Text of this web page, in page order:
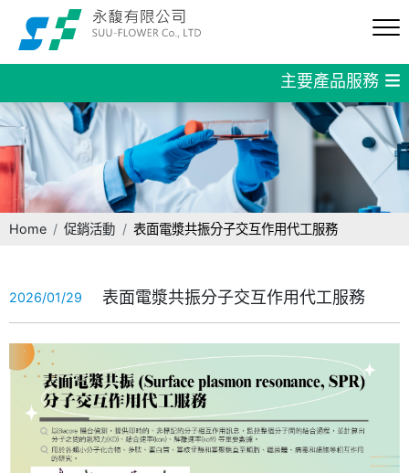
主要產品服務
Home 促銷活動 表面電漿共振分子交互作用代工服務
2026/01/29 表面電漿共振分子交互作用代工服務